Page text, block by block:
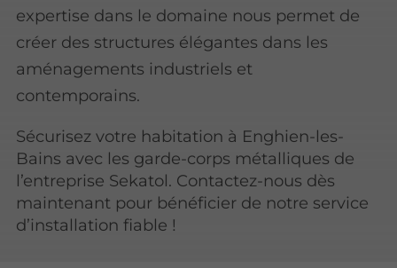
expertise dans le domaine nous permet de
créer des structures élégantes dans les
aménagements industriels et
contemporains.
Sécurisez votre habitation à Enghien-les-
Bains avec les garde-corps métalliques de
l’entreprise Sekatol. Contactez-nous dès
maintenant pour bénéficier de notre service
d’installation fiable !